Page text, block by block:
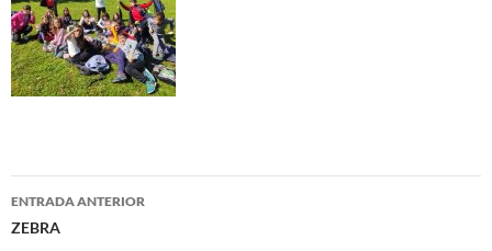
Navegación
de
ENTRADA ANTERIOR
ZEBRA